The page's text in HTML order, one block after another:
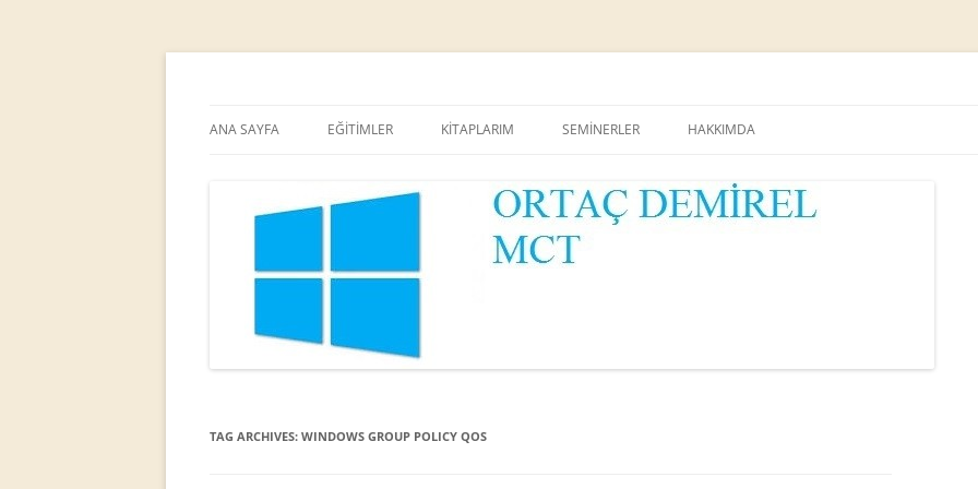
to
ANA SAYFA EĞİTİMLER KİTAPLARIM SEMİNERLER HAKKIMDA
TAG ARCHIVES: WINDOWS GROUP POLICY QOS